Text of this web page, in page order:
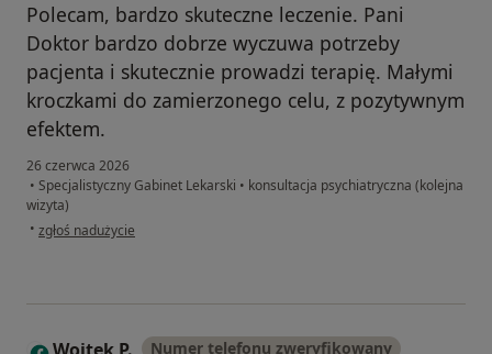
Polecam, bardzo skuteczne leczenie. Pani
Doktor bardzo dobrze wyczuwa potrzeby
pacjenta i skutecznie prowadzi terapię. Małymi
kroczkami do zamierzonego celu, z pozytywnym
efektem.
26 czerwca 2026
• Specjalistyczny Gabinet Lekarski • konsultacja psychiatryczna (kolejna
wizyta)
• w opinii użytkownika Aleksandra
zgłoś nadużycie
W Numer telefonu zweryfikowany